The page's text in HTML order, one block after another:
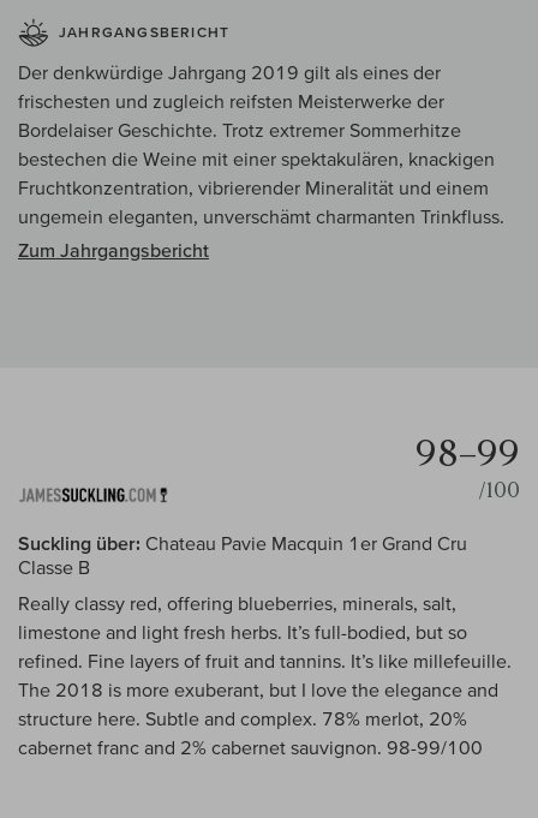
JAHRGANGSBERICHT
Der denkwürdige Jahrgang 2019 gilt als eines der
frischesten und zugleich reifsten Meisterwerke der
Bordelaiser Geschichte. Trotz extremer Sommerhitze
bestechen die Weine mit einer spektakulären, knackigen
Fruchtkonzentration, vibrierender Mineralität und einem
ungemein eleganten, unverschämt charmanten Trinkfluss.
Zum Jahrgangsbericht
98–99
/100
Suckling über: Chateau Pavie Macquin 1er Grand Cru
Classe B
Really classy red, offering blueberries, minerals, salt,
limestone and light fresh herbs. It’s full-bodied, but so
refined. Fine layers of fruit and tannins. It’s like millefeuille.
The 2018 is more exuberant, but I love the elegance and
structure here. Subtle and complex. 78% merlot, 20%
cabernet franc and 2% cabernet sauvignon. 98-99/100